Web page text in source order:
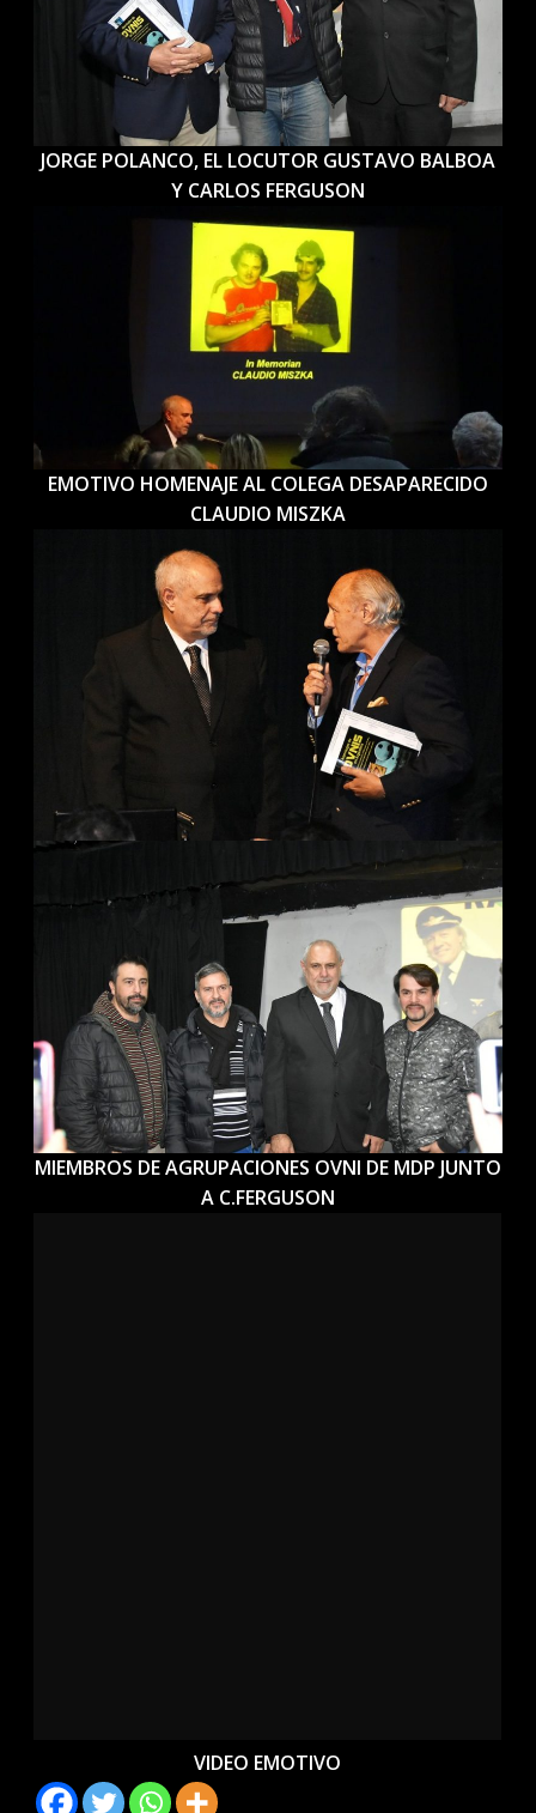
JORGE POLANCO, EL LOCUTOR GUSTAVO BALBOA
Y CARLOS FERGUSON
EMOTIVO HOMENAJE AL COLEGA DESAPARECIDO
CLAUDIO MISZKA
MIEMBROS DE AGRUPACIONES OVNI DE MDP JUNTO
A C.FERGUSON
VIDEO EMOTIVO